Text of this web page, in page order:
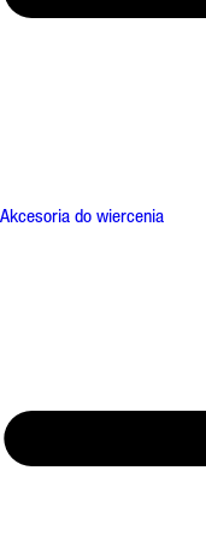
Akcesoria do wiercenia